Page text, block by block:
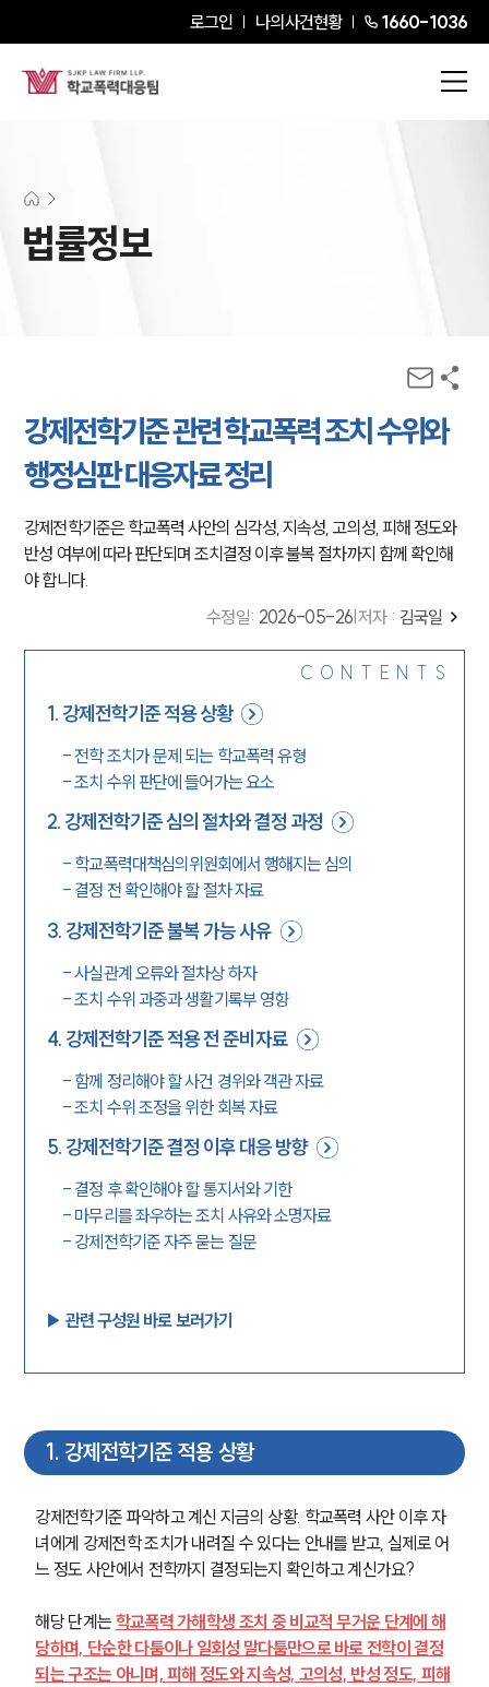
로그인 나의사건현황 1660-1036
법률정보
강제전학기준 관련 학교폭력 조치 수위와
행정심판 대응자료 정리
강제전학기준은 학교폭력 사안의 심각성, 지속성, 고의성, 피해 정도와
반성 여부에 따라 판단되며 조치결정 이후 불복 절차까지 함께 확인해
야 합니다.
수정일: 2026-05-26 저자 : 김국일
CONTENTS
1. 강제전학기준 적용 상황
- 전학 조치가 문제 되는 학교폭력 유형
-조치 수위 판단에 들어가는 요소
2. 강제전학기준 심의 절차와 결정 과정
- 학교폭력대책심의위원회에서 행해지는 심의
- 결정 전 확인해야 할 절차 자료
3. 강제전학기준 불복 가능 사유
-사실관계 오류와 절차상 하자
-조치 수위 과중과 생활기록부 영향
4. 강제전학기준 적용 전 준비자료
- 함께 정리해야 할 사건 경위와 객관 자료
-조치 수위 조정을 위한 회복 자료
5. 강제전학기준 결정 이후 대응 방향
- 결정 후 확인해야 할 통지서와 기한
- 마무리를 좌우하는 조치 사유와 소명자료
- 강제전학기준 자주 묻는 질문
▶︎ 관련 구성원 바로 보러가기
1 . 강제전학기준 적용 상황
강제전학기준 파악하고 계신 지금의 상황. 학교폭력 사안 이후 자
녀에게 강제전학 조치가 내려질 수 있다는 안내를 받고, 실제로 어
느 정도 사안에서 전학까지 결정되는지 확인하고 계신가요?
해당 단계는 학교폭력 가해학생 조치 중 비교적 무거운 단계에 해
당하며, 단순한 다툼이나 일회성 말다툼만으로 바로 전학이 결정
되는 구조는 아니며, 피해 정도와 지속성, 고의성, 반성 정도, 피해